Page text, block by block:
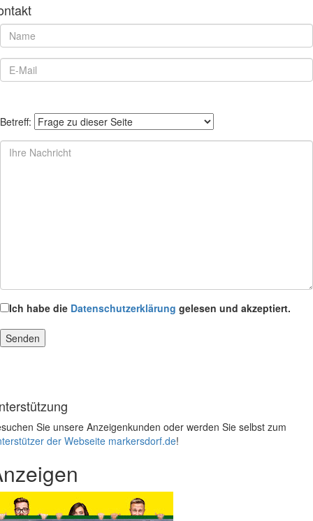
Betreff:
Ich habe die Datenschutzerklärung gelesen und akzeptiert.
Sie unsere Anzeigenkunden oder werden Sie selbst zum
der Webseite markersdorf.de!